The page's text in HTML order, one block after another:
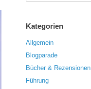
Kategorien
Allgemein
Blogparade
Bücher & Rezensionen
Führung